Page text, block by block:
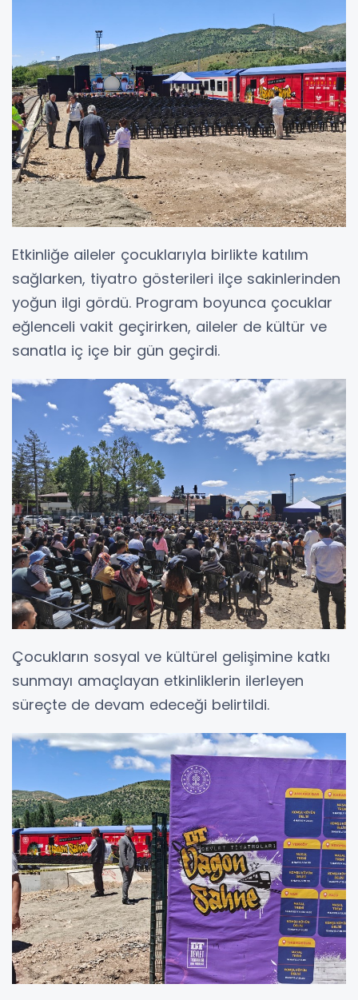
Etkinliğe aileler çocuklarıyla birlikte katılım
sağlarken, tiyatro gösterileri ilçe sakinlerinden
yoğun ilgi gördü. Program boyunca çocuklar
eğlenceli vakit geçirirken, aileler de kültür ve
sanatla iç içe bir gün geçirdi.
Çocukların sosyal ve kültürel gelişimine katkı
sunmayı amaçlayan etkinliklerin ilerleyen
süreçte de devam edeceği belirtildi.